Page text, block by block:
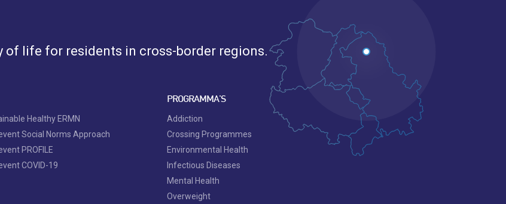
of life for residents in cross-border regions.
Healthy ERMN
Social Norms Approach
PROFILE
COVID-19
PROGRAMMA'S
Addiction
Crossing Programmes
Environmental Health
Infectious Diseases
Mental Health
Overweight